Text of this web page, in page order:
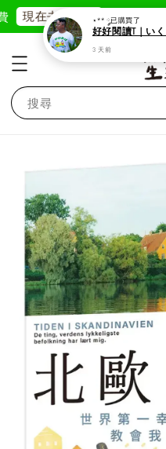
現在去購物！ 首次註冊輸入
搜尋
⋆** ༘已購買了
3 天前